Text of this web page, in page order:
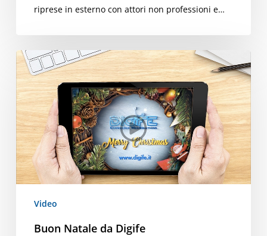
riprese in esterno con attori non professioni e…
Buon
Natale
da
Digife
Video
Buon Natale da Digife